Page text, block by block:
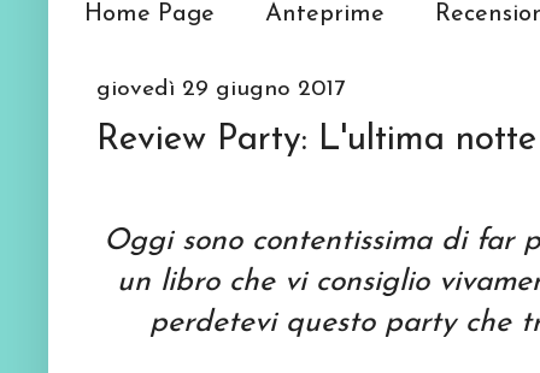
Home Page Anteprime
giovedì 29 giugno 2017
Review Party: L'ultima
Oggi sono contentissima di far
un libro che vi consiglio
perdetevi questo party che